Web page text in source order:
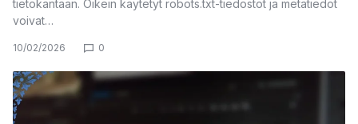
tietokantaan. Oikein käytetyt robots.txt-tiedostot ja metatiedot
voivat…
10/02/2026 0